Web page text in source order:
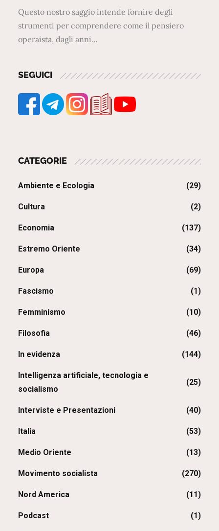
Questo nostro saggio intende fornire degli
strumenti per comprendere come il pensiero
operaista, dagli anni…
SEGUICI
CATEGORIE
Ambiente e Ecologia (29)
Cultura (2)
Economia (137)
Estremo Oriente (34)
Europa (69)
Fascismo (1)
Femminismo (10)
Filosofia (46)
In evidenza (144)
Intelligenza artificiale, tecnologia e
socialismo
(25)
Interviste e Presentazioni (40)
Italia (53)
Medio Oriente (13)
Movimento socialista (270)
Nord America (11)
Podcast (1)